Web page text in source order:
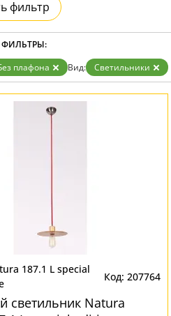
Черные
фильтр
плафона Вид: Светильники
187.1 L special
207764
светильник Natura